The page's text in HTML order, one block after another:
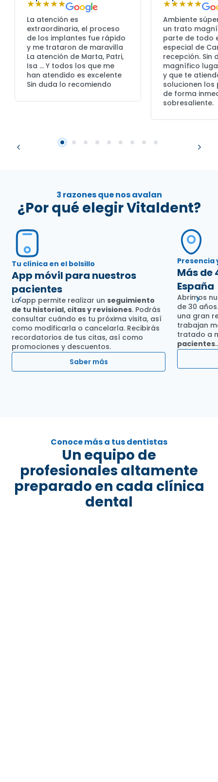
★★★★★
La atención es
extraordinaria, el proceso
de los implantes fue rápido
y me trataron de maravilla
La atención de Marta, Patri,
Isa … Y todos los que me
han atendido es excelente
Sin duda lo recomiendo
★★★★★
Ambiente
un trato
parte de todo
especial de
recepción. Sin
magnífico
y que te
solucionen los
de forma
sobresaliente.
3 razones que nos avalan
¿Por qué elegir Vitaldent?
Tu clínica en el bolsillo
App móvil para nuestros
pacientes
La app permite realizar un seguimiento
de tu historial, citas y revisiones. Podrás
consultar cuándo es tu próxima visita, así
como modificarla o cancelarla. Recibirás
recordatorios de tus citas, así como
promociones y descuentos.
Saber más
Más de
España
Abrimos
de 30
una gran
trabajan
tratado a
pacientes
Conoce más a tus dentistas
Un equipo de
profesionales altamente
preparado en cada clínica
dental